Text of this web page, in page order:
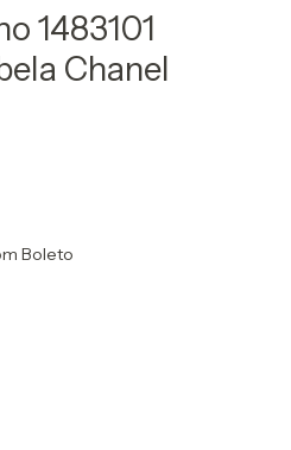
1483101
Chanel
Boleto